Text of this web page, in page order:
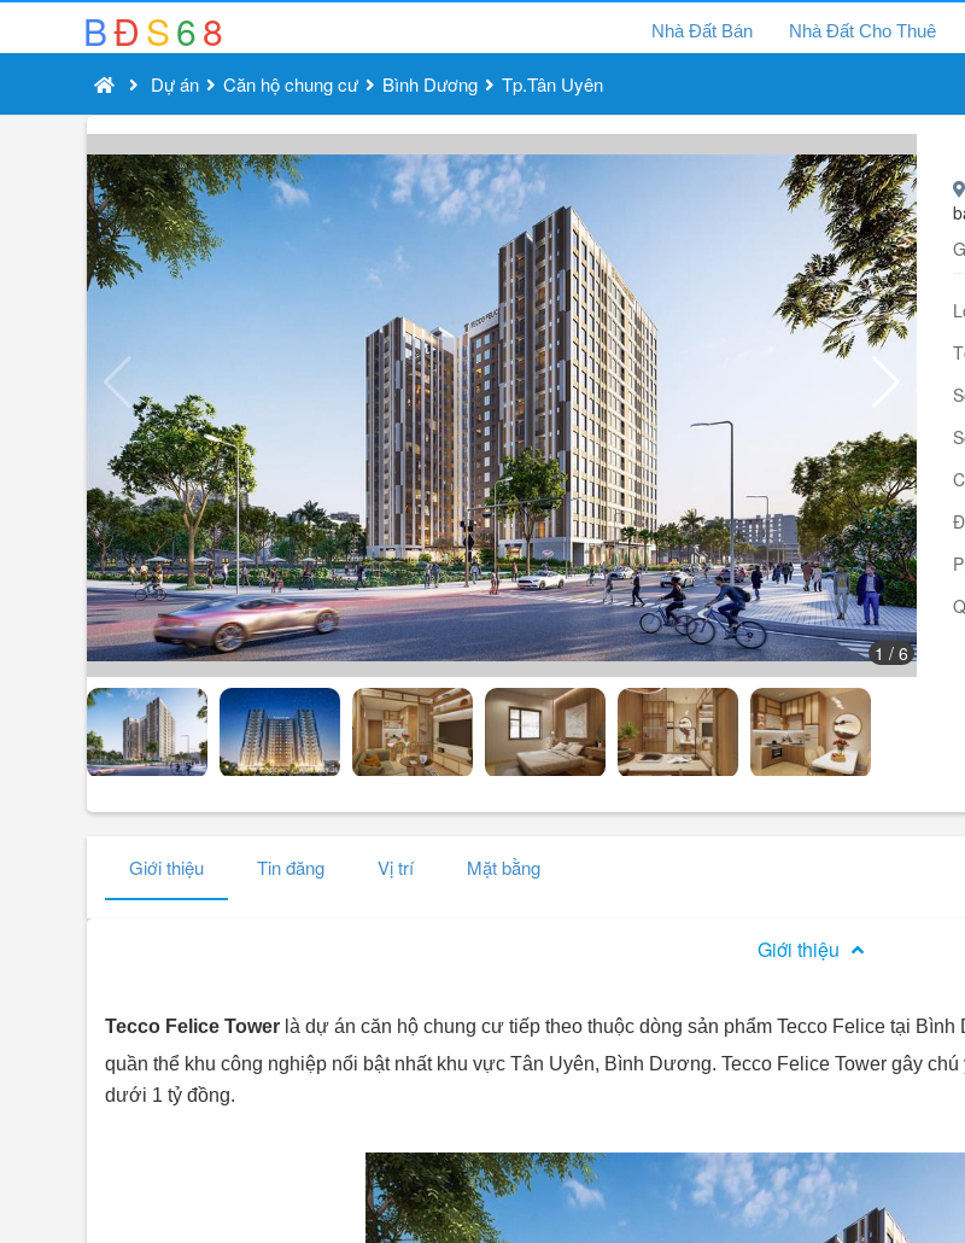
BĐS68 Nhà Đất Bán Nhà Đất Cho Thuê
Dự án Căn hộ chung cư Bình Dương Tp.Tân Uyên
1 / 6
Giới thiệu Tin đăng Vị trí Mặt bằng
Giới thiệu
Tecco Felice Tower là dự án căn hộ chung cư tiếp theo thuộc dòng sản phẩm Tecco Felice tại
quần thể khu công nghiệp nổi bật nhất khu vực Tân Uyên, Bình Dương. Tecco Felice Tower gây
dưới 1 tỷ đồng.